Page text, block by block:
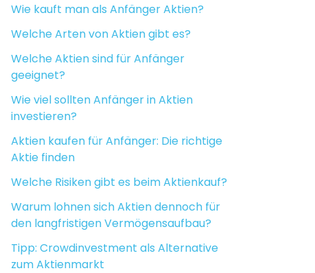
Wie kauft man als Anfänger Aktien?
Welche Arten von Aktien gibt es?
Welche Aktien sind für Anfänger
geeignet?
Wie viel sollten Anfänger in Aktien
investieren?
Aktien kaufen für Anfänger: Die richtige
Aktie finden
Welche Risiken gibt es beim Aktienkauf?
Warum lohnen sich Aktien dennoch für
den langfristigen Vermögensaufbau?
Tipp: Crowdinvestment als Alternative
zum Aktienmarkt